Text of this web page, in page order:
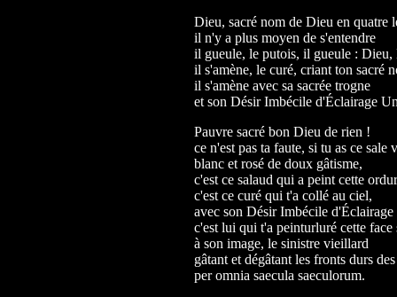
Dieu, sacré nom de Dieu en quatre
il n'y a plus moyen de s'entendre
il gueule, le putois, il gueule : Dieu,
il s'amène, le curé, criant ton sacré
il s'amène avec sa sacrée trogne
et son Désir Imbécile d'Éclairage
Pauvre sacré bon Dieu de rien !
ce n'est pas ta faute, si tu as ce sale
blanc et rosé de doux gâtisme,
c'est ce salaud qui a peint cette
c'est ce curé qui t'a collé au ciel,
avec son Désir Imbécile
c'est lui qui t'a peinturluré cette face
à son image, le sinistre vieillard
gâtant et dégâtant les fronts durs
per omnia saecula saeculorum.